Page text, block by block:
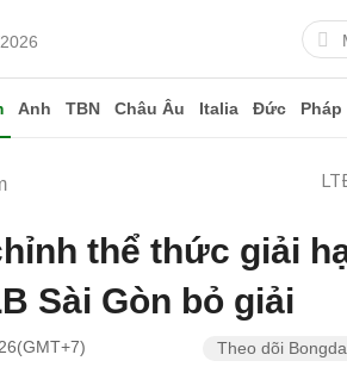
Anh TBN Châu Âu Italia Đức Pháp
thể thức giải
Sài Gòn bỏ giải
Theo dõi